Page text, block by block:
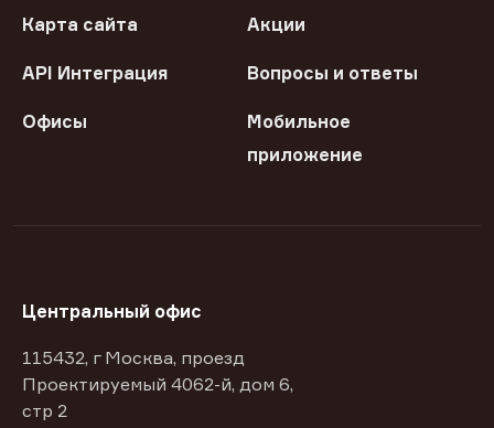
Карта сайта Акции
API Интеграция Вопросы и ответы
Офисы
Мобильное
приложение
Центральный офис
115432, г Москва, проезд
Проектируемый 4062-й, дом 6,
стр 2